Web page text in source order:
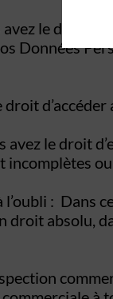
le droit
Données
droit
le droit
incomplètes
: Dans
droit absolu,